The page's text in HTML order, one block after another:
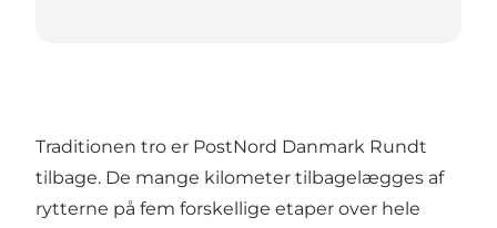
Traditionen tro er PostNord Danmark Rundt
tilbage. De mange kilometer tilbagelægges af
rytterne på fem forskellige etaper over hele